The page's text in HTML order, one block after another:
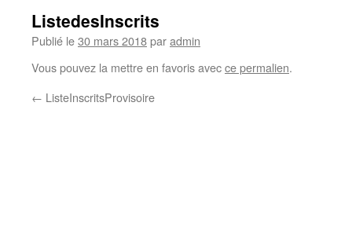
ListedesInscrits
Publié le30 mars 2018paradmin
Vous pouvez la mettre en favoris avecce permalien.
← ListeInscritsProvisoire